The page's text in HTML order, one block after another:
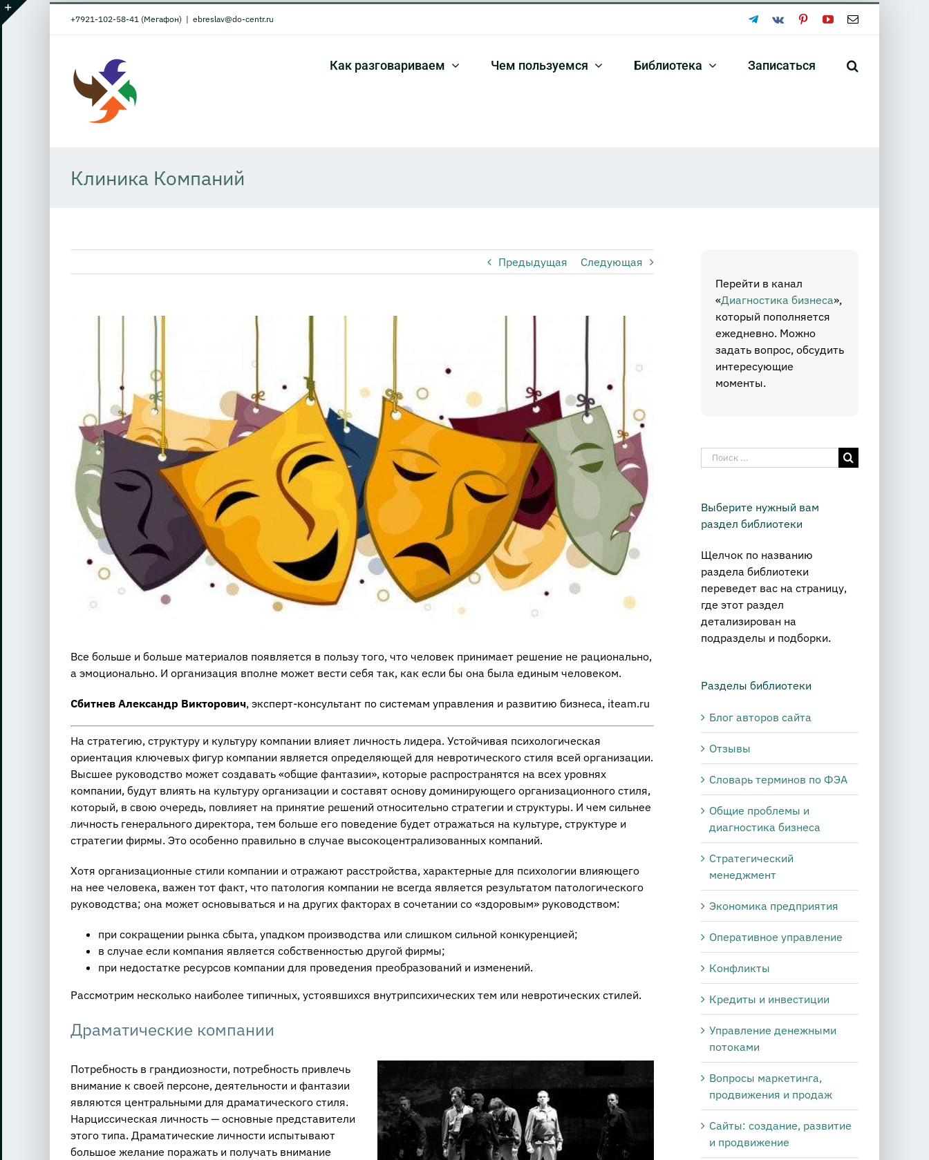
Skip
to
+7921-102-58-41 (Мегафон) | ebreslav@do-centr.ru Telegram
Vk PinterestYouTubeEmail
Как разговариваем Чем пользуемся Библиотека Записаться
Клиника Компаний
Предыдущая Следующая
Все больше и больше материалов появляется в пользу того, что человек принимает решение не рационально,
а эмоционально. И организация вполне может вести себя так, как если бы она была единым человеком.
Сбитнев Александр Викторович, эксперт-консультант по системам управления и развитию бизнеса, iteam.ru
На стратегию, структуру и культуру компании влияет личность лидера. Устойчивая психологическая
ориентация ключевых фигур компании является определяющей для невротического стиля всей организации.
Высшее руководство может создавать «общие фантазии», которые распространятся на всех уровнях
компании, будут влиять на культуру организации и составят основу доминирующего организационного стиля,
который, в свою очередь, повлияет на принятие решений относительно стратегии и структуры. И чем сильнее
личность генерального директора, тем больше его поведение будет отражаться на культуре, структуре и
стратегии фирмы. Это особенно правильно в случае высокоцентрализованных компаний.
Хотя организационные стили компании и отражают расстройства, характерные для психологии влияющего
на нее человека, важен тот факт, что патология компании не всегда является результатом патологического
руководства; она может основываться и на других факторах в сочетании со «здоровым» руководством:
при сокращении рынка сбыта, упадком производства или слишком сильной конкуренцией;
в случае если компания является собственностью другой фирмы;
при недостатке ресурсов компании для проведения преобразований и изменений.
Рассмотрим несколько наиболее типичных, устоявшихся внутрипсихических тем или невротических стилей.
Драматические компании
Потребность в грандиозности, потребность привлечь
внимание к своей персоне, деятельности и фантазии
являются центральными для драматического стиля.
Нарциссическая личность — основные представители
этого типа. Драматические личности испытывают
большое желание поражать и получать внимание
Перейти в канал
«Диагностика бизнеса»,
который пополняется
ежедневно. Можно
задать вопрос, обсудить
интересующие
моменты.
Результат
поиска:
Выберите нужный вам
раздел библиотеки
Щелчок по названию
раздела библиотеки
переведет вас на страницу,
где этот раздел
детализирован на
подразделы и подборки.
Разделы библиотеки
Блог авторов сайта
Отзывы
Словарь терминов по ФЭА
Общие проблемы и
диагностика бизнеса
Стратегический
менеджмент
Экономика предприятия
Оперативное управление
Конфликты
Кредиты и инвестиции
Управление денежными
потоками
Вопросы маркетинга,
продвижения и продаж
Сайты: создание, развитие
и продвижение